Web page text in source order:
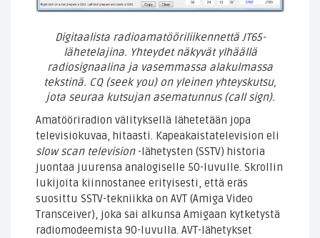
Digitaalista radioamatööriliikennettä JT65-
lähetelajina. Yhteydet näkyvät ylhäällä
radiosignaalina ja vasemmassa alakulmassa
tekstinä. CQ (seek you) on yleinen yhteyskutsu,
jota seuraa kutsujan asematunnus (call sign).
Amatööriradion välityksellä lähetetään jopa
televisiokuvaa, hitaasti. Kapeakaistatelevision eli
slow scan television-lähetysten (SSTV) historia
juontaa juurensa analogiselle 50-luvulle. Skrollin
lukijoita kiinnostanee erityisesti, että eräs
suosittu SSTV-tekniikka on AVT (Amiga Video
Transceiver), joka sai alkunsa Amigaan kytketystä
radiomodeemista 90-luvulla. AVT-lähetykset